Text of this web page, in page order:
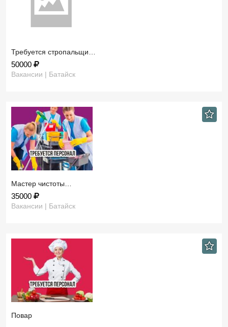
Требуется стропальщи…
50000
Вакансии | Батайск
Мастер чистоты…
35000
Вакансии | Батайск
Повар